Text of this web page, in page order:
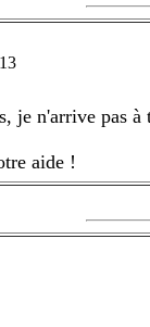
aide !